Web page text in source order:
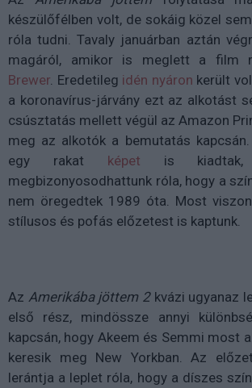
készülőfélben volt, de sokáig közel
róla tudni. Tavaly januárban aztán
magáról, amikor is meglett a film
Brewer . Eredetileg idén nyáron került
a koronavírus-járvány ezt az alkotást
csúsztatás mellett végül az Amazon
meg az alkotók a bemutatás
egy rakat képet is kiadtak,
megbizonyosodhattunk róla, hogy a
nem öregedtek 1989 óta. Most
stílusos és pofás előzetest is kaptunk.
Az Amerikába jöttem 2kvázi ugyanaz
első rész, mindössze annyi
kapcsán, hogy Akeem és Semmi most
keresik meg New Yorkban. Az
lerántja a leplet róla, hogy a díszes